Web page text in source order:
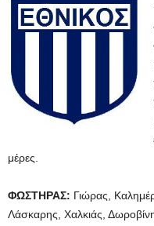
μέρες.
ΦΩΣΤΗΡΑΣ: Γιώρας,
Λάσκαρης, Χαλκιάς,